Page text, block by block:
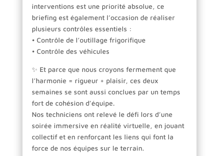
interventions est une priorité absolue, ce
briefing est également l’occasion de réaliser
plusieurs contrôles essentiels :
• Contrôle de l’outillage frigorifique
• Contrôle des véhicules
✨ Et parce que nous croyons fermement que
l’harmonie = rigueur + plaisir, ces deux
semaines se sont aussi conclues par un temps
fort de cohésion d’équipe.
Nos techniciens ont relevé le défi lors d’une
soirée immersive en réalité virtuelle, en jouant
collectif et en renforçant les liens qui font la
force de nos équipes sur le terrain.